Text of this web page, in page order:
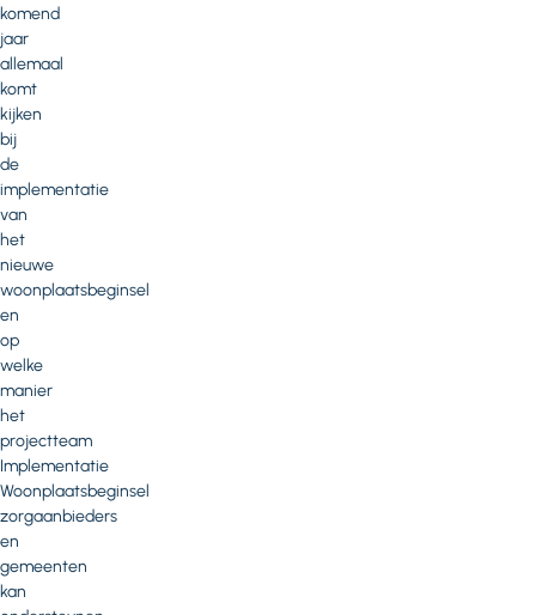
komend
jaar
allemaal
komt
kijken
bij
de
implementatie
van
het
nieuwe
woonplaatsbeginsel
en
op
welke
manier
het
projectteam
Implementatie
Woonplaatsbeginsel
zorgaanbieders
en
gemeenten
kan